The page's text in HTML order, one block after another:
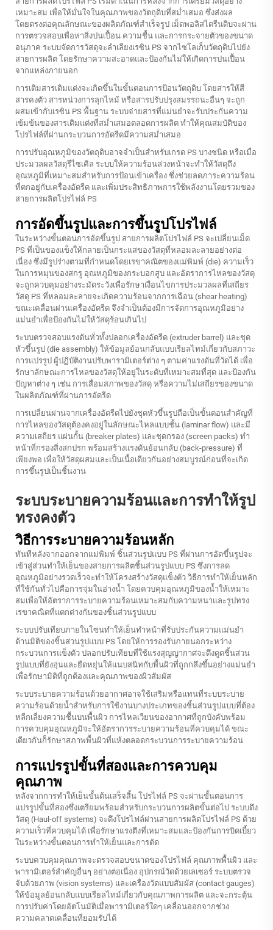
เหมาะสม เพื่อให้มั่นใจในคุณภาพของวัตถุดิบที่สม่ำเสมอ ซึ่งส่งผล
โดยตรงต่อคุณลักษณะของผลิตภัณฑ์สำเร็จรูป เม็ดพอลิสไตรีนดิบจะผ่าน
การตรวจสอบเพื่อหาสิ่งปนเปื้อน ความชื้น และการกระจายตัวของขนาด
อนุภาค ระบบจัดการวัสดุจะลำเลียงเรซิน PS จากไซโลเก็บวัตถุดิบไปยัง
สายการผลิต โดยรักษาความสะอาดและป้องกันไม่ให้เกิดการปนเปื้อน
จากแหล่งภายนอก
การเติมสารเติมแต่งจะเกิดขึ้นในขั้นตอนการป้อนวัตถุดิบ โดยสารให้สี
สารคงตัว สารหน่วงการลุกไหม้ หรือสารปรับปรุงสมรรถนะอื่นๆ จะถูก
ผสมเข้ากับเรซิน PS พื้นฐาน ระบบจ่ายสารที่แม่นยำจะรับประกันความ
เข้มข้นของสารเติมแต่งที่สม่ำเสมอตลอดการผลิต ทำให้คุณสมบัติของ
โปรไฟล์ที่ผ่านกระบวนการอัดรีดมีความสม่ำเสมอ
การปรับอุณหภูมิของวัตถุดิบอาจจำเป็นสำหรับเกรด PS บางชนิด หรือเมื่อ
ประมวลผลวัสดุรีไซเคิล ระบบให้ความร้อนล่วงหน้าจะทำให้วัสดุถึง
อุณหภูมิที่เหมาะสมสำหรับการป้อนเข้าเครื่อง ซึ่งช่วยลดภาระความร้อน
ที่ตกอยู่กับเครื่องอัดรีด และเพิ่มประสิทธิภาพการใช้พลังงานโดยรวมของ
สายการผลิตโปรไฟล์ PS
การอัดขึ้นรูปและการขึ้นรูปโปรไฟล์
ในระหว่างขั้นตอนการอัดขึ้นรูป สายการผลิตโปรไฟล์ PS จะเปลี่ยนเม็ด
PS ที่เป็นของแข็งให้กลายเป็นกระแสของวัสดุที่หลอมละลายอย่างต่อ
เนื่อง ซึ่งมีรูปร่างตามที่กำหนดโดยเรขาคณิตของแม่พิมพ์ (die) ความเร็ว
ในการหมุนของสกรู อุณหภูมิของกระบอกสูบ และอัตราการไหลของวัสดุ
จะถูกควบคุมอย่างระมัดระวังเพื่อรักษาเงื่อนไขการประมวลผลที่เสถียร
วัสดุ PS ที่หลอมละลายจะเกิดความร้อนจากการเฉือน (shear heating)
ขณะเคลื่อนผ่านเครื่องอัดรีด จึงจำเป็นต้องมีการจัดการอุณหภูมิอย่าง
แม่นยำเพื่อป้องกันไม่ให้วัสดุร้อนเกินไป
ระบบตรวจสอบแรงดันทั่วทั้งปลอกเครื่องอัดรีด (extruder barrel) และชุด
หัวขึ้นรูป (die assembly) ให้ข้อมูลย้อนกลับแบบเรียลไทม์เกี่ยวกับสภาวะ
การแปรรูป ผู้ปฏิบัติงานปรับพารามิเตอร์ต่าง ๆ ตามค่าแรงดันที่วัดได้ เพื่อ
รักษาลักษณะการไหลของวัสดุให้อยู่ในระดับที่เหมาะสมที่สุด และป้องกัน
ปัญหาต่าง ๆ เช่น การเสื่อมสภาพของวัสดุ หรือความไม่เสถียรของขนาด
ในผลิตภัณฑ์ที่ผ่านการอัดรีด
การเปลี่ยนผ่านจากเครื่องอัดรีดไปยังชุดหัวขึ้นรูปถือเป็นขั้นตอนสำคัญที่
การไหลของวัสดุต้องคงอยู่ในลักษณะไหลแบบชั้น (laminar flow) และมี
ความเสถียร แผ่นกั้น (breaker plates) และชุดกรอง (screen packs) ทำ
หน้าที่กรองสิ่งสกปรก พร้อมสร้างแรงดันย้อนกลับ (back-pressure) ที่
เพียงพอ เพื่อให้วัสดุผสมและเป็นเนื้อเดียวกันอย่างสมบูรณ์ก่อนที่จะเกิด
การขึ้นรูปเป็นชิ้นงาน
ระบบระบายความร้อนและการทำให้รูป
ทรงคงตัว
วิธีการระบายความร้อนหลัก
ทันทีหลังจากออกจากแม่พิมพ์ ชิ้นส่วนรูปแบบ PS ที่ผ่านการอัดขึ้นรูปจะ
เข้าสู่ส่วนทำให้เย็นของสายการผลิตชิ้นส่วนรูปแบบ PS ซึ่งการลด
อุณหภูมิอย่างรวดเร็วจะทำให้โครงสร้างวัสดุแข็งตัว วิธีการทำให้เย็นหลัก
ที่ใช้กันทั่วไปคือการจุ่มในอ่างน้ำ โดยควบคุมอุณหภูมิของน้ำให้เหมาะ
สมเพื่อให้อัตราการระบายความร้อนเหมาะสมกับความหนาและรูปทรง
เรขาคณิตที่แตกต่างกันของชิ้นส่วนรูปแบบ
ระบบปรับเทียบภายในโซนทำให้เย็นทำหน้าที่รับประกันความแม่นยำ
ด้านมิติของชิ้นส่วนรูปแบบ PS โดยให้การรองรับภายนอกระหว่าง
กระบวนการแข็งตัว ปลอกปรับเทียบที่ใช้แรงสุญญากาศจะดึงดูดชิ้นส่วน
รูปแบบที่ยังอุ่นและยืดหยุ่นให้แนบสนิทกับพื้นผิวที่ถูกกลึงขึ้นอย่างแม่นยำ
เพื่อรักษามิติที่ถูกต้องและคุณภาพของผิวสัมผัส
ระบบระบายความร้อนด้วยอากาศอาจใช้เสริมหรือแทนที่ระบบระบาย
ความร้อนด้วยน้ำสำหรับการใช้งานบางประเภทของชิ้นส่วนรูปแบบที่ต้อง
หลีกเลี่ยงความชื้นบนพื้นผิว การไหลเวียนของอากาศที่ถูกบังคับพร้อม
การควบคุมอุณหภูมิจะให้อัตราการระบายความร้อนที่ควบคุมได้ ขณะ
เดียวกันก็รักษาสภาพพื้นผิวที่แห้งตลอดกระบวนการระบายความร้อน
การแปรรูปขั้นที่สองและการควบคุม
คุณภาพ
หลังจากการทำให้เย็นขั้นต้นเสร็จสิ้น โปรไฟล์ PS จะผ่านขั้นตอนการ
แปรรูปขั้นที่สองซึ่งเตรียมพร้อมสำหรับกระบวนการผลิตขั้นต่อไป ระบบดึง
วัสดุ (Haul-off systems) จะดึงโปรไฟล์ผ่านสายการผลิตโปรไฟล์ PS ด้วย
ความเร็วที่ควบคุมได้ เพื่อรักษาแรงตึงที่เหมาะสมและป้องกันการบิดเบี้ยว
ในระหว่างขั้นตอนการทำให้เย็นและการตัด
ระบบควบคุมคุณภาพจะตรวจสอบขนาดของโปรไฟล์ คุณภาพพื้นผิว และ
พารามิเตอร์สำคัญอื่นๆ อย่างต่อเนื่อง อุปกรณ์วัดด้วยเลเซอร์ ระบบตรวจ
จับด้วยภาพ (vision systems) และเครื่องวัดแบบสัมผัส (contact gauges)
ให้ข้อมูลย้อนกลับแบบเรียลไทม์เกี่ยวกับคุณภาพการผลิต และจะกระตุ้น
การปรับค่าโดยอัตโนมัติเมื่อพารามิเตอร์ใดๆ เคลื่อนออกจากช่วง
ความคลาดเคลื่อนที่ยอมรับได้